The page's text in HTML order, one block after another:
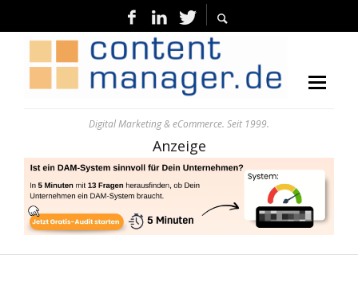
Digital Marketing & eCommerce. Seit 1999.
Anzeige